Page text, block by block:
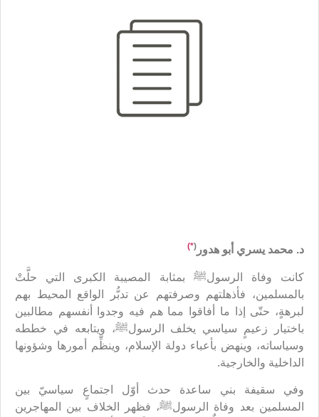
د. محمد يسري أبو هدور (
*)
كانت وفاة الرسولﷺ بمثابة المصيبة الكبرى التي حلَّتْ
بالمسلمين، فأذهلتهم وصرفتهم عن تدبُّر الواقع المحيط بهم
لبرهةٍ، حتّى إذا ما أفاقوا مما هم فيه وجدوا أنفسهم مطالبين
باختيار زعيمٍ سياسي يخلف الرسولﷺ، ويتابعه في خططه
وسياساته، وينهض بأعباء دولة الإسلام، وينظِّم أمورها وشؤونها
الداخلية والخارجية.
وفي سقيفة بني ساعدة حدث أوّل اجتماعٍ سياسيّ بين
المسلمين بعد وفاة الرسولﷺ، فظهر الخلاف بين المهاجرين